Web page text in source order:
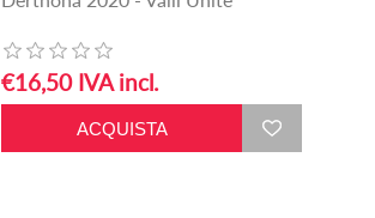
€16,50 IVA incl.